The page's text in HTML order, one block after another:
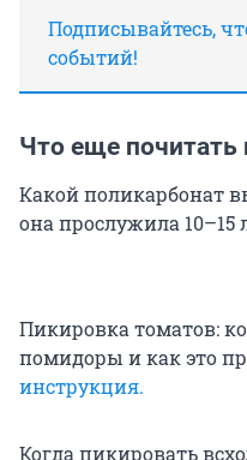
Подписывайтесь,
событий!
Что еще почитать
Какой поликарбонат
она прослужила 10–15
Пикировка томатов:
помидоры и как это
инструкция.
Когда пикировать